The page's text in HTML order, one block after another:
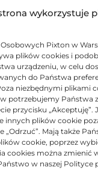
wykorzystuje
Pixton w
plików cookies i
urządzeniu, w celu
do Państwa
niezbędnymi plikami
potrzebujemy
przycisku „Akceptuję”.
innych plików cookie
„Odrzuć”. Mają także
cookie, poprzez
cookies można zmienić
w naszej Polityce